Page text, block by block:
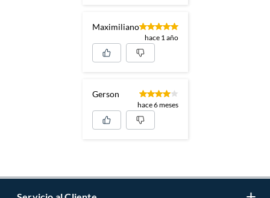
Maximiliano
hace 1 año
Gerson
hace 6 meses